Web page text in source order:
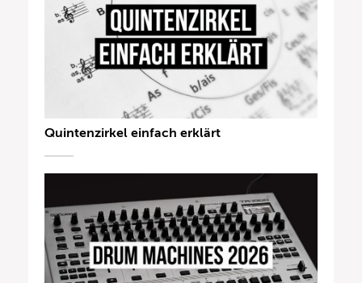
Quintenzirkel einfach erklärt